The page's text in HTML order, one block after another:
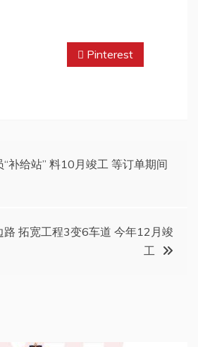
Pinterest
补给站” 料10月竣工 等订单期间
路 拓宽工程3变6车道 今年12月竣
工